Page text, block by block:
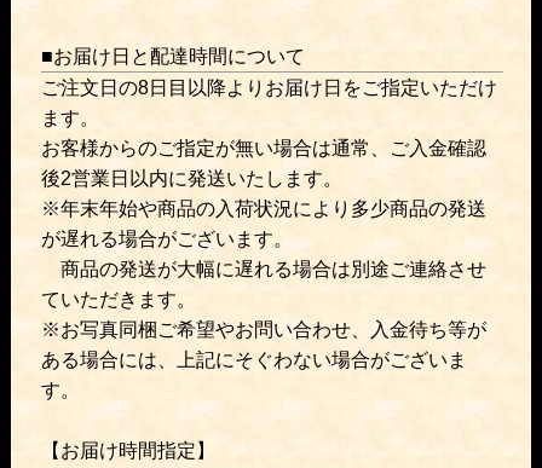
■お届け日と配達時間について
ご注文日の8日目以降よりお届け日をご指定いただけ
ます。
お客様からのご指定が無い場合は通常、ご入金確認
後2営業日以内に発送いたします。
※年末年始や商品の入荷状況により多少商品の発送
が遅れる場合がございます。
商品の発送が大幅に遅れる場合は別途ご連絡させ
ていただきます。
※お写真同梱ご希望やお問い合わせ、入金待ち等が
ある場合には、上記にそぐわない場合がございま
す。
【お届け時間指定】